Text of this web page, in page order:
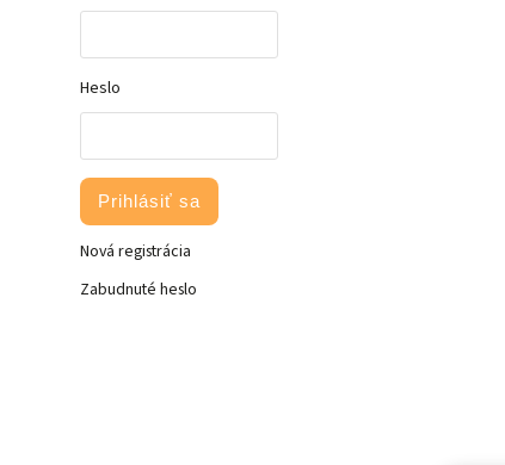
Heslo
Prihlásiť sa
Nová registrácia
Zabudnuté heslo